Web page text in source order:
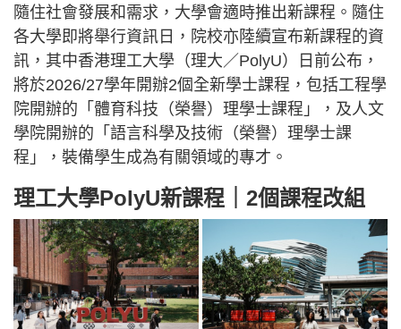
隨住社會發展和需求，大學會適時推出新課程。隨住
各大學即將舉行資訊日，院校亦陸續宣布新課程的資
訊，其中香港理工大學（理大／PolyU）日前公布，
將於2026/27學年開辦2個全新學士課程，包括工程學
院開辦的「體育科技（榮譽）理學士課程」，及人文
學院開辦的「語言科學及技術（榮譽）理學士課
程」，裝備學生成為有關領域的專才。
理工大學PolyU新課程｜2個課程改組